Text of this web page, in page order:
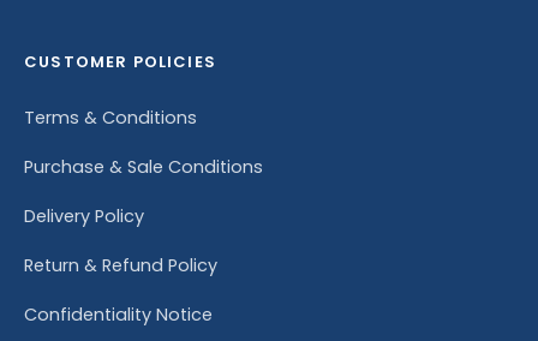
CUSTOMER POLICIES
Terms & Conditions
Purchase & Sale Conditions
Delivery Policy
Return & Refund Policy
Confidentiality Notice